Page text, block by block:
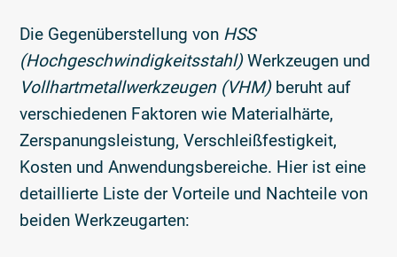
Die Gegenüberstellung von HSS
(Hochgeschwindigkeitsstahl)Werkzeugen und
Vollhartmetallwerkzeugen (VHM)beruht auf
verschiedenen Faktoren wie Materialhärte,
Zerspanungsleistung, Verschleißfestigkeit,
Kosten und Anwendungsbereiche. Hier ist eine
detaillierte Liste der Vorteile und Nachteile von
beiden Werkzeugarten: